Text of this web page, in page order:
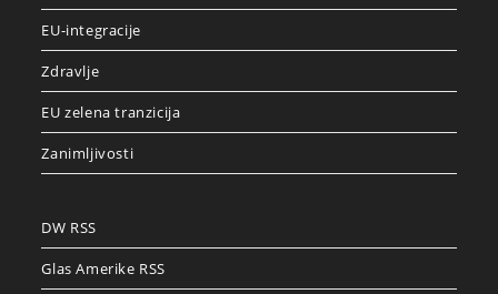
EU-integracije
Zdravlje
EU zelena tranzicija
Zanimljivosti
DW RSS
Glas Amerike RSS